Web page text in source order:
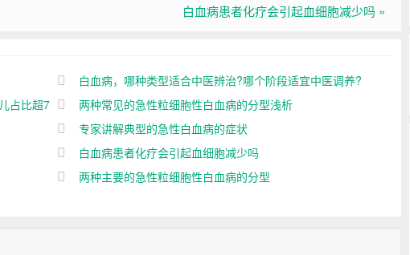
白血病患者化疗会引起血细胞减少吗 »
白血病，哪种类型适合中医辨治?哪个阶段适宜中医调养?
占比超7
两种常见的急性粒细胞性白血病的分型浅析
专家讲解典型的急性白血病的症状
白血病患者化疗会引起血细胞减少吗
两种主要的急性粒细胞性白血病的分型